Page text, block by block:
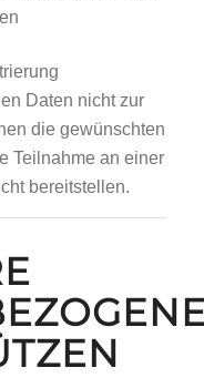
Daten nicht zur
die gewünschten
Teilnahme an einer
bereitstellen.